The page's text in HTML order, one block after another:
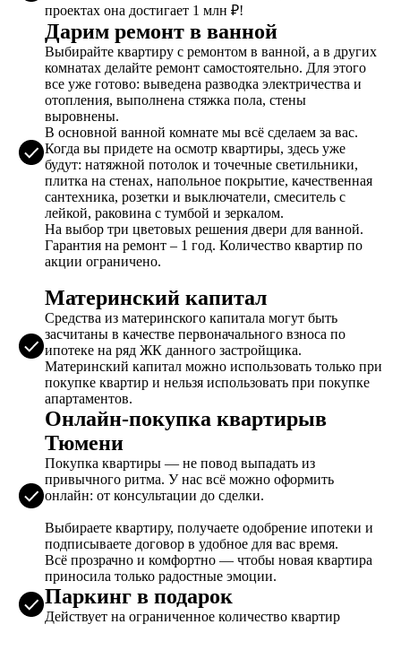
проектах она достигает 1 млн ₽!
Дарим ремонт в ванной
Выбирайте квартиру с ремонтом в ванной, а в других
комнатах делайте ремонт самостоятельно. Для этого
все уже готово: выведена разводка электричества и
отопления, выполнена стяжка пола, стены
выровнены.
В основной ванной комнате мы всё сделаем за вас.
Когда вы придете на осмотр квартиры, здесь уже
будут: натяжной потолок и точечные светильники,
плитка на стенах, напольное покрытие, качественная
сантехника, розетки и выключатели, смеситель с
лейкой, раковина с тумбой и зеркалом.
На выбор три цветовых решения двери для ванной.
Гарантия на ремонт – 1 год. Количество квартир по
акции ограничено.
Материнский капитал
Средства из материнского капитала могут быть
засчитаны в качестве первоначального взноса по
ипотеке на ряд ЖК данного застройщика.
Материнский капитал можно использовать только при
покупке квартир и нельзя использовать при покупке
апартаментов.
Онлайн-покупка квартирыв
Тюмени
Покупка квартиры — не повод выпадать из
привычного ритма. У нас всё можно оформить
онлайн: от консультации до сделки.
Выбираете квартиру, получаете одобрение ипотеки и
подписываете договор в удобное для вас время.
Всё прозрачно и комфортно — чтобы новая квартира
приносила только радостные эмоции.
Паркинг в подарок
Действует на ограниченное количество квартир